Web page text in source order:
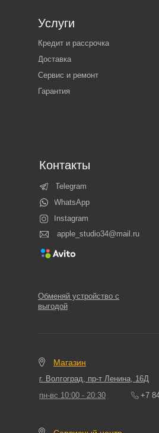
г. Волгоград, пр-т Ленина, 16Д
пн-вс 10:00 - 20:30
+7
Telegram
WhatsApp
Гарантия
Сервис и ремонт
Доставка
Кредит и рассрочка
Услуги
Магазин
Instagram
apple_studio34@mail.ru
Контакты
Обменяй устройство с
выгодой